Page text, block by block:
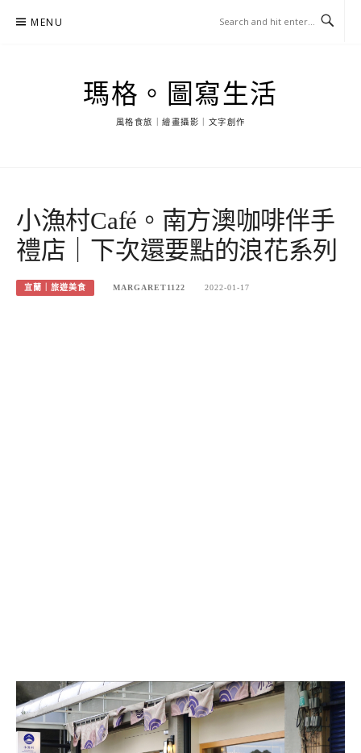
MENU
瑪格。圖寫生活
風格食旅｜繪畫攝影｜文字創作
小漁村Café。南方澳咖啡伴手
禮店｜下次還要點的浪花系列
宜蘭｜旅遊美食 MARGARET1122 2022-01-17